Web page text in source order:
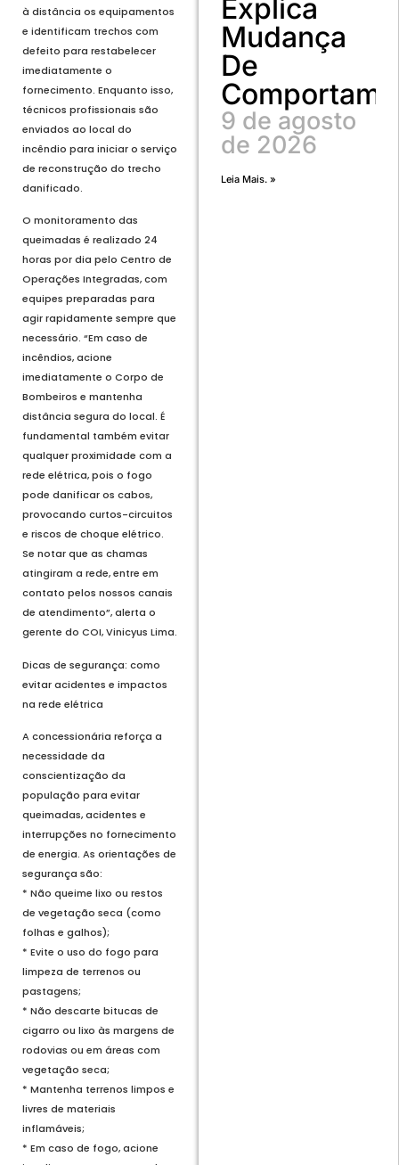
à distância os equipamentos
e identificam trechos com
defeito para restabelecer
imediatamente o
fornecimento. Enquanto isso,
técnicos profissionais são
enviados ao local do
incêndio para iniciar o serviço
de reconstrução do trecho
danificado.
O monitoramento das
queimadas é realizado 24
horas por dia pelo Centro de
Operações Integradas, com
equipes preparadas para
agir rapidamente sempre que
necessário. “Em caso de
incêndios, acione
imediatamente o Corpo de
Bombeiros e mantenha
distância segura do local. É
fundamental também evitar
qualquer proximidade com a
rede elétrica, pois o fogo
pode danificar os cabos,
provocando curtos-circuitos
e riscos de choque elétrico.
Se notar que as chamas
atingiram a rede, entre em
contato pelos nossos canais
de atendimento”, alerta o
gerente do COI, Vinicyus Lima.
Dicas de segurança: como
evitar acidentes e impactos
na rede elétrica
A concessionária reforça a
necessidade da
conscientização da
população para evitar
queimadas, acidentes e
interrupções no fornecimento
de energia. As orientações de
segurança são:
* Não queime lixo ou restos
de vegetação seca (como
folhas e galhos);
* Evite o uso do fogo para
limpeza de terrenos ou
pastagens;
* Não descarte bitucas de
cigarro ou lixo às margens de
rodovias ou em áreas com
vegetação seca;
* Mantenha terrenos limpos e
livres de materiais
inflamáveis;
* Em caso de fogo, acione
Explica
Mudança
De
9 de agosto
de 2026
Leia Mais. »